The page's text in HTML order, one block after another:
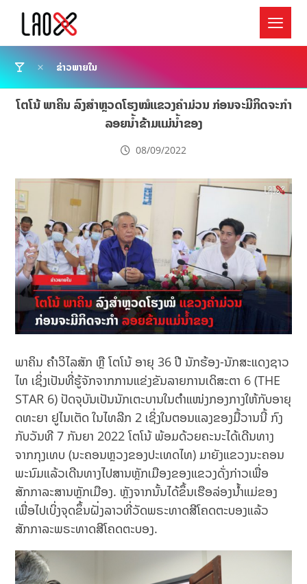
ຂ່າວພາຍໃນ
ໂຕໂນ້ ພາຄິນ ລົງສຳຫຼວດໂຮງໝໍແຂວງຄຳມ່ວນ ກ່ອນຈະມີກິດຈະກຳ
ລອຍນ້ຳຂ້າມແມ່ນ້ຳຂອງ
08/09/2022
ພາຄິນ ຄໍາວິໄລສັກ ຫຼື ໂຕໂນ້ ອາຍຸ 36 ປີ ນັກຮ້ອງ-ນັກສະແດງຊາວ
ໄທ ເຊິ່ງເປັນທີ່ຮູ້ຈັກຈາກການແຂ່ງຂັນລາຍການເດິສະຕາ 6 (THE
STAR 6) ປັດຈຸບັນເປັນນັກເຕະບານໃນຕໍາແໜ່ງກອງກາງໃຫ້ກັບອາຍຸ
ດທະຍາ ຢູໄນເຕັດ ໃນໄທລີກ 2 ເຊິ່ງໃນຕອນແລງຂອງມື້ວານນີ້ ກົງ
ກັບວັນທີ 7 ກັນຍາ 2022 ໂຕໂນ້ ພ້ອມດ້ວຍຄະນະໄດ້ເດີນທາງ
ຈາກກຸງເທບ (ນະຄອນຫຼວງຂອງປະເທດໄທ) ມາຍັງແຂວງນະຄອນ
ພະນົມແລ້ວເດີນທາງໄປສານຫຼັກເມືອງຂອງແຂວງດັ່ງກ່າວເພື່ອ
ສັກກາລະສານຫຼັກເມືອງ. ຫຼັງຈາກນັ້ນໄດ້ຂຶ້ນເຮືອລ່ອງນໍ້າແມ່ຂອງ
ເພື່ອໄປເບິ່ງຈຸດຂຶ້ນຝັ່ງລາວທີ່ວັດພຣະທາດສີໂຄດຕະບອງແລ້ວ
ສັກກາລະພຣະທາດສີໂຄດຕະບອງ.